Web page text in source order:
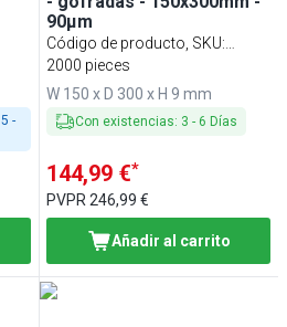
5 -
90µm
Código de producto, SKU:
VBGA153090
2000 pieces
W 150 x D 300 x H 9 mm
Con existencias: 3 - 6 Días
144,99 €*
PVPR246,99 €
Añadir al carrito